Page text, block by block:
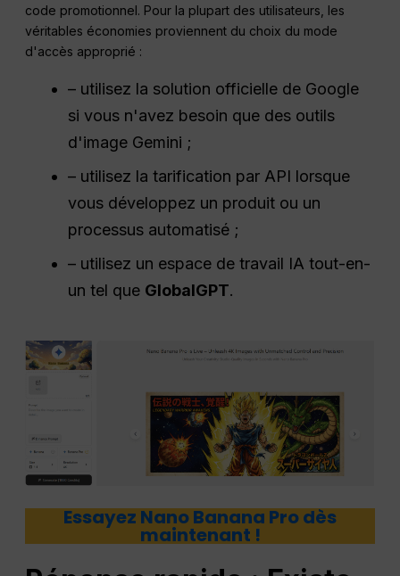
code promotionnel. Pour la plupart des utilisateurs, les
véritables économies proviennent du choix du mode
d'accès approprié :
– utilisez la solution officielle de Google
si vous n'avez besoin que des outils
d'image Gemini ;
– utilisez la tarification par API lorsque
vous développez un produit ou un
processus automatisé ;
– utilisez un espace de travail IA tout-en-
un tel que GlobalGPT.
Essayez Nano Banana Pro dès
maintenant !